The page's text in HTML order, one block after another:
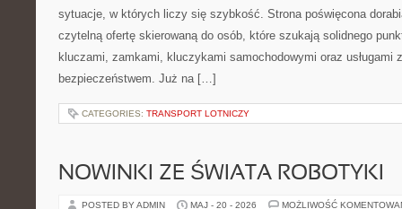
sytuacje, w których liczy się szybkość. Strona poświęcona
czytelną ofertę skierowaną do osób, które szukają solidnego
kluczami, zamkami, kluczykami samochodowymi oraz usługami
bezpieczeństwem. Już na […]
CATEGORIES: TRANSPORT LOTNICZY
NOWINKI ZE ŚWIATA ROBOTYKI
POSTED BY ADMIN MAJ - 20 - 2026 MOŻLIWOŚĆ